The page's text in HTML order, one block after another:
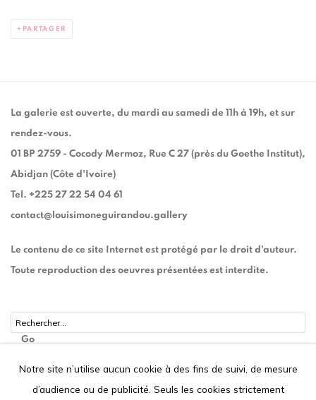
PARTAGER
La galerie est ouverte, du mardi au samedi de 11h à 19h, et sur
rendez-vous.
01 BP 2759 - Cocody Mermoz, Rue C 27 (près du Goethe Institut),
Abidjan (Côte d'Ivoire)
Tel. +225 27 22 54 04 61
contact@louisimoneguirandou.gallery
Le contenu de ce site Internet est protégé par le droit d'auteur.
Toute reproduction des oeuvres présentées est interdite.
Go
Notre site n’utilise aucun cookie à des fins de suivi, de mesure
d’audience ou de publicité. Seuls les cookies strictement